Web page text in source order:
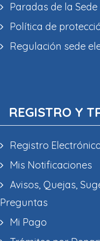
Paradas de la Sede
Política de
Regulación sede
REGISTRO Y
Registro
Mis Notificaciones
Avisos, Quejas,
Preguntas
Mi Pago